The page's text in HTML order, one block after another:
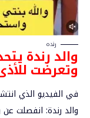
رنده
والد رندة
وتعرضت
في الفيديو الذي